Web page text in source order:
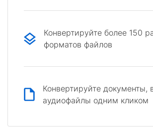
Конвертируйте более 150
форматов файлов
Конвертируйте документы,
аудиофайлы одним кликом